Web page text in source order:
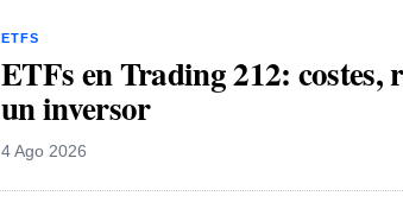
ETFS
ETFs en Trading 212: costes,
un inversor
4 Ago 2026